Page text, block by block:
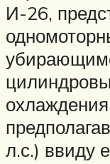
И-26,
л.с.) ввиду